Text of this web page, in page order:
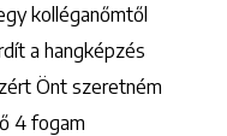
kolléganőmtől
a hangképzés
Önt szeretném
4 fogam